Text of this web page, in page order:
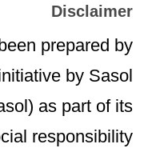
Disclaimer
prepared by
by Sasol
as part of its
responsibility